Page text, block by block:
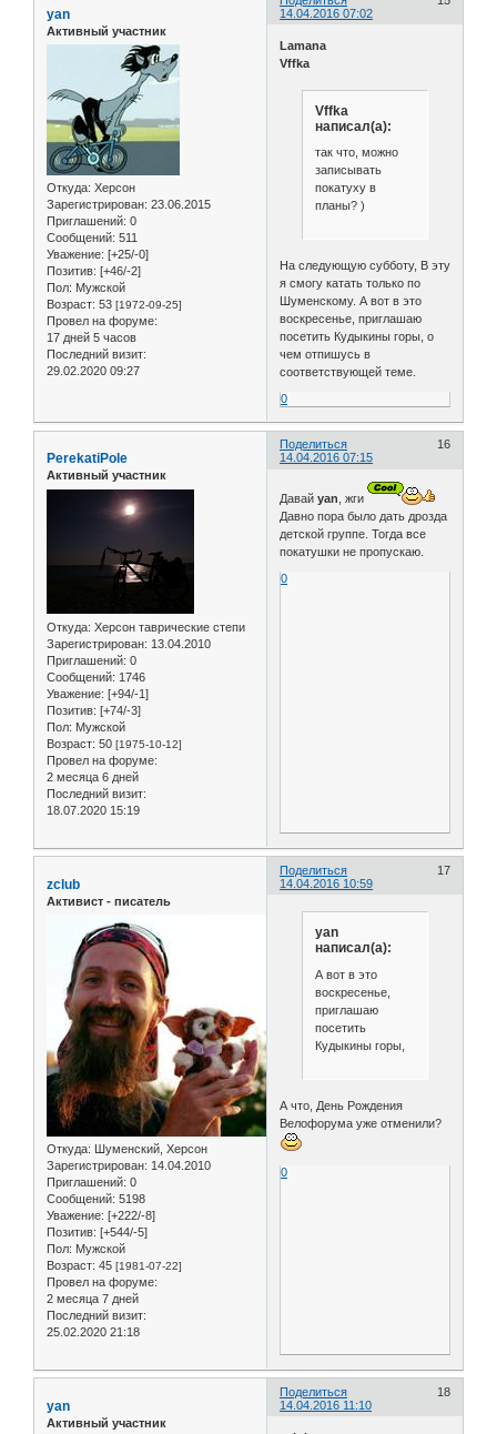
14.04.2016 07:02
yan
Активный участник
Откуда: Херсон
Зарегистрирован: 23.06.2015
Приглашений: 0
Сообщений: 511
Уважение: [+25/-0]
Позитив: [+46/-2]
Пол: Мужской
Возраст: 53 [1972-09-25]
Провел на форуме:
17 дней 5 часов
Последний визит:
29.02.2020 09:27
Lamana
Vffka
Vffka
написал(а):
так что, можно
записывать
покатуху в
планы? )
На следующую субботу, В эту
я смогу катать только по
Шуменскому. А вот в это
воскресенье, приглашаю
посетить Кудыкины горы, о
чем отпишусь в
соответствующей теме.
0
Поделиться
16
14.04.2016 07:15
PerekatiPole
Активный участник
Откуда: Херсон таврические степи
Зарегистрирован: 13.04.2010
Приглашений: 0
Сообщений: 1746
Уважение: [+94/-1]
Позитив: [+74/-3]
Пол: Мужской
Возраст: 50 [1975-10-12]
Провел на форуме:
2 месяца 6 дней
Последний визит:
18.07.2020 15:19
Давайyan , жги
Давно пора было дать дрозда
детской группе. Тогда все
покатушки не пропускаю.
0
Поделиться
17
14.04.2016 10:59
zclub
Активист - писатель
Откуда: Шуменский, Херсон
Зарегистрирован: 14.04.2010
Приглашений: 0
Сообщений: 5198
Уважение: [+222/-8]
Позитив: [+544/-5]
Пол: Мужской
Возраст: 45 [1981-07-22]
Провел на форуме:
2 месяца 7 дней
Последний визит:
25.02.2020 21:18
yan
написал(а):
А вот в это
воскресенье,
приглашаю
посетить
Кудыкины горы,
А что, День Рождения
Велофорума уже отменили?
0
Поделиться
18
14.04.2016 11:10
yan
Активный участник